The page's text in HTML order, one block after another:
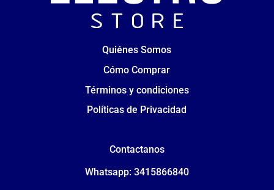
Quiénes Somos
Cómo Comprar
Términos y condiciones
Políticas de Privacidad
Contactanos
Whatsapp: 3415866840